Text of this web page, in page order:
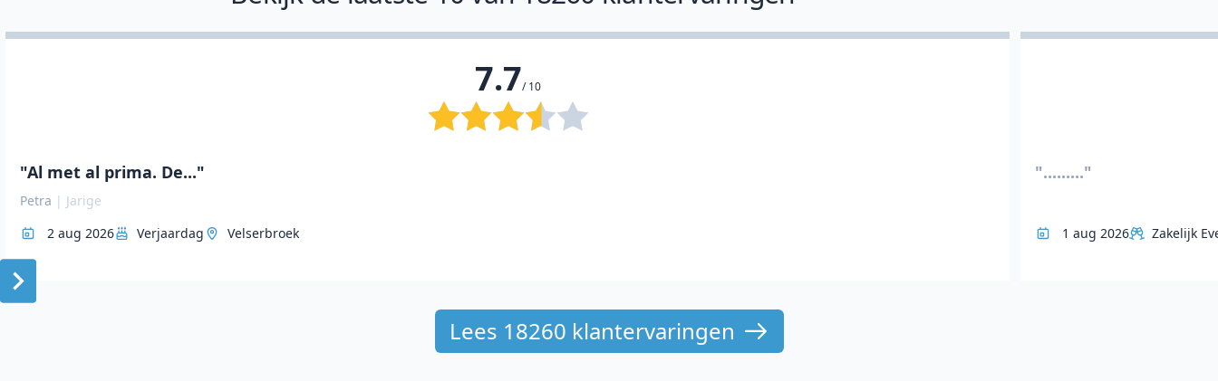
7.7/ 10
"Al met al prima. De..."
Petra | Jarige
2 aug 2026
Verjaardag Velserbroek
"........."
1 aug 2026 Zakelijk
Item
Lees 18260 klantervaringen